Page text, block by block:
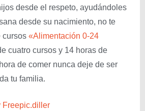
desde el respeto, ayudándoles
desde su nacimiento, no te
cursos «Alimentación 0-24
cuatro cursos y 14 horas de
de comer nunca deje de ser
tu familia.
Freepic.diller